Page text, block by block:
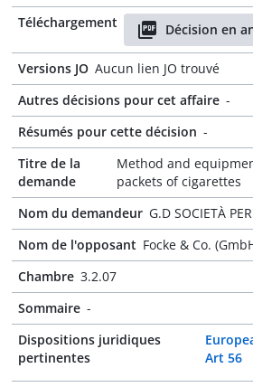
Téléchargement
Décision en
Versions JO Aucun lien JO trouvé
Autres décisions pour cet affaire -
Résumés pour cette décision -
Titre de la
demande
Method and
packets of cigarettes
Nom du demandeur G.D SOCIETÀ
Nom de l'opposant Focke & Co.
Chambre 3.2.07
Sommaire -
Dispositions juridiques
pertinentes
Art 56